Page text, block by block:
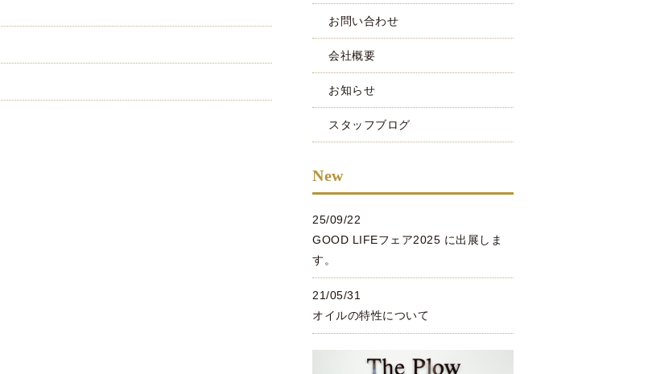
お問い合わせ
会社概要
お知らせ
スタッフブログ
New
25/09/22
GOOD LIFEフェア2025 に出展しま
す。
21/05/31
オイルの特性について